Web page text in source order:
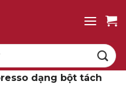
dạng bột tách